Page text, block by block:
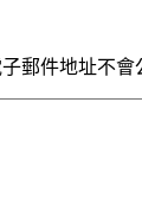
郵件地址不會